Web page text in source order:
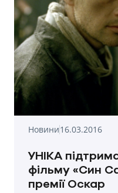
Новини16.03.2016
УНІКА
фільму «Син
премії Оскар